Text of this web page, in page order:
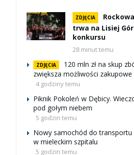
ZDJĘCIA
trwa na Lisiej
konkursu
28 minut temu
ZDJĘCIA
120 mln zł na skup
zwiększa możliwości zakupowe
4 godziny temu
Piknik Pokoleń w Dębicy.
pod gołym niebem
5 godzin temu
Nowy samochód do
w mieleckim szpitalu
5 godzin temu